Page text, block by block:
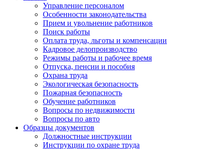
Управление персоналом
Особенности законодательства
Прием и увольнение работников
Поиск работы
Оплата труда, льготы и компенсации
Кадровое делопроизводство
Режимы работы и рабочее время
Отпуска, пенсии и пособия
Охрана труда
Экологическая безопасность
Пожарная безопасность
Обучение работников
Вопросы по недвижимости
Вопросы по авто
Образцы документов
Должностные инструкции
Инструкции по охране труда